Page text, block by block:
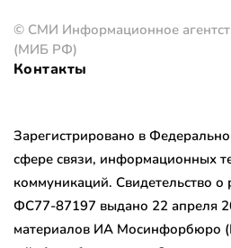
© СМИ Информационное
(МИБ РФ)
Контакты
Зарегистрировано в
сфере связи, информационных
коммуникаций. Свидетельство
ФС77-87197 выдано 22 апреля
материалов ИА Мосинфорбюро